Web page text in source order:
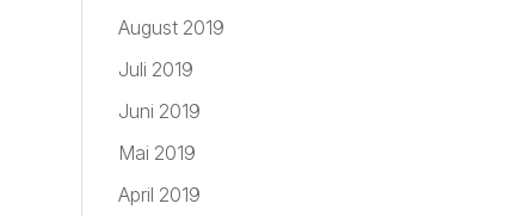
August 2019
Juli 2019
Juni 2019
Mai 2019
April 2019